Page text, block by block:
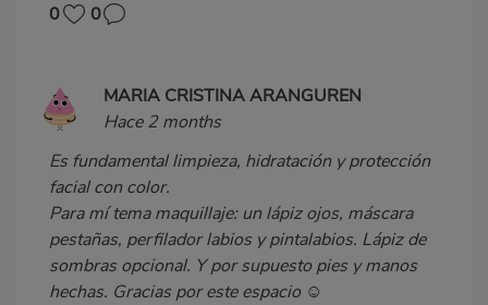
0 0
MARIA CRISTINA ARANGUREN
Hace 2 months
Es fundamental limpieza, hidratación y protección
facial con color.
Para mí tema maquillaje: un lápiz ojos, máscara
pestañas, perfilador labios y pintalabios. Lápiz de
sombras opcional. Y por supuesto pies y manos
hechas. Gracias por este espacio ☺️